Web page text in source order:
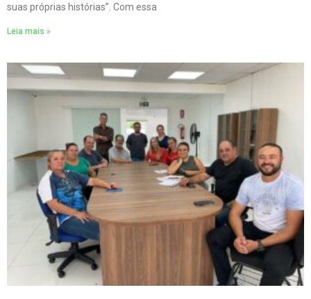
suas próprias histórias”. Com essa
Leia mais »